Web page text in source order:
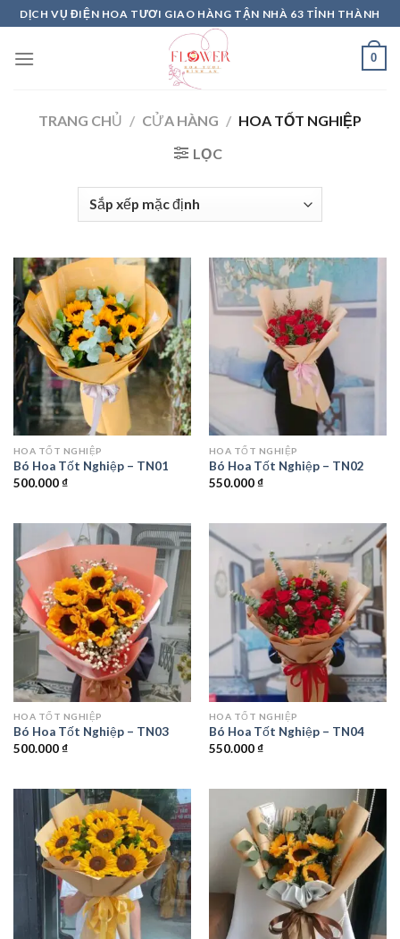
Skip
to
content
DỊCH VỤ ĐIỆN HOA TƯƠI GIAO HÀNG TẬN NHÀ 63 TỈNH THÀNH
0
TRANG CHỦ / CỬA HÀNG / HOA TỐT NGHIỆP
LỌC
HOA TỐT NGHIỆP
Bó Hoa Tốt Nghiệp – TN01
500.000₫
HOA TỐT NGHIỆP
Bó Hoa Tốt Nghiệp – TN02
550.000₫
HOA TỐT NGHIỆP
Bó Hoa Tốt Nghiệp – TN03
500.000₫
HOA TỐT NGHIỆP
Bó Hoa Tốt Nghiệp – TN04
550.000₫